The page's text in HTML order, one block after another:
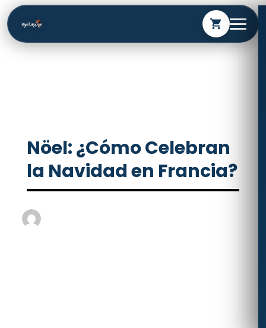
shopping_cart
Nöel: ¿Cómo Celebran
la Navidad en Francia?